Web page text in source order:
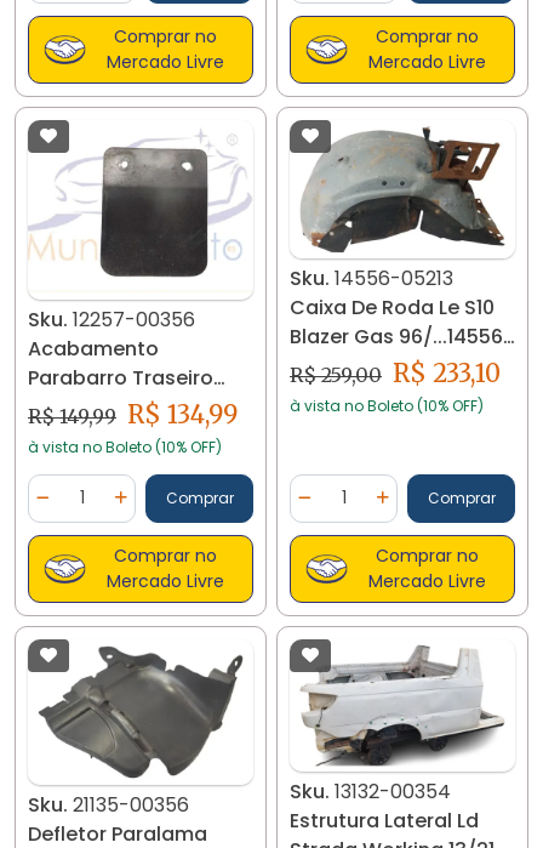
Comprar no
Mercado Livre
Comprar no
Mercado Livre
Sku. 12257-00356
Acabamento
Parabarro Traseiro
Hilux 617830k160 12257
Cxa01
R$ 149,99 R$ 134,99
à vista no Boleto (10% OFF)
Diminuir Quantidade
Quantidade
Adicionar Quantidade
Comprar
Comprar no
Mercado Livre
Sku. 14556-05213
Caixa De Roda Le S10
Blazer Gas 96/...14556-
05213
R$ 259,00 R$ 233,10
à vista no Boleto (10% OFF)
Diminuir Quantidade
Quantidade
AdicionarComprar
Comprar no
Mercado Livre
Sku. 21135-00356
Defletor Paralama
Sku. 13132-00354
Estrutura Lateral Ld